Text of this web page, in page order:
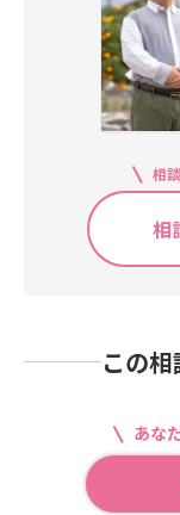
相
相
この相
あな